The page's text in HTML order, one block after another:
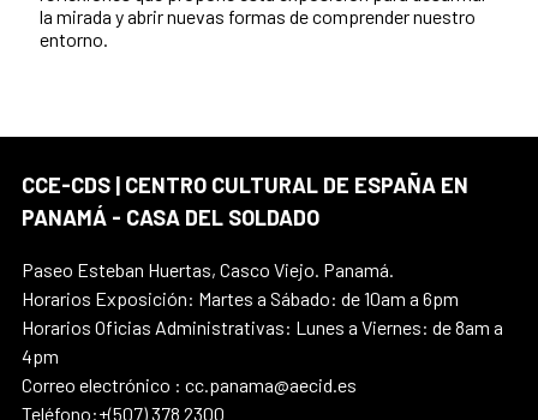
la mirada y abrir nuevas formas de comprender nuestro
entorno.
CCE-CDS | CENTRO CULTURAL DE ESPAÑA EN
PANAMÁ - CASA DEL SOLDADO
Paseo Esteban Huertas, Casco Viejo. Panamá.
Horarios Exposición: Martes a Sábado: de 10am a 6pm
Horarios Oficias Administrativas: Lunes a Viernes: de 8am a
4pm
Correo electrónico : cc.panama@aecid.es
Teléfono:+(507) 378 2300